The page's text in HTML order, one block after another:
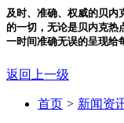
及时、准确、权威的贝内
的一切，无论是贝内克热
一时间准确无误的呈现给
返回上一级
首页 > 新闻资